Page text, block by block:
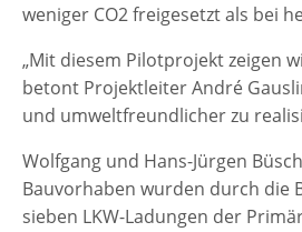
weniger CO2 freigesetzt als bei
„Mit diesem Pilotprojekt zeigen
betont Projektleiter André
und umweltfreundlicher zu
Wolfgang und Hans-Jürgen
Bauvorhaben wurden durch die
sieben LKW-Ladungen der